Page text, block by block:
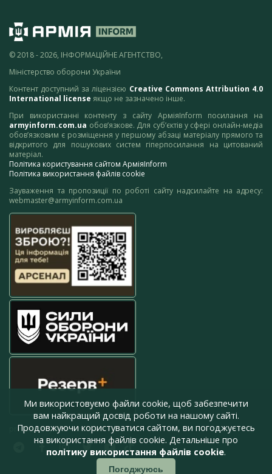
© 2018 - 2026, ІНФОРМАЦІЙНЕ АГЕНТСТВО,
Міністерство оборони України
Контент доступний за ліцензією Creative Commons Attribution 4.0
International license якщо не зазначено інше.
При використанні контенту з сайту АрміяInform посилання на
armyinform.com.ua обов’язкове. Для суб’єктів у сфері онлайн-медіа
обов’язковим є розміщення у першому абзаці матеріалу прямого та
відкритого для пошукових систем гіперпосилання на цитований
матеріал.
Політика користування сайтом АрміяInform
Політика використання файлів cookie
Зауваження та пропозиції по роботі сайту надсилайте на адресу:
webmaster@armyinform.com.ua
press@armyinform.com.ua
Ми використовуємо файли cookie, щоб забезпечити
вам найкращий досвід роботи на нашому сайті.
Продовжуючи користуватися сайтом, ви погоджуєтесь
на використання файлів cookie. Детальніше про
політику використання файлів cookie.
Погоджуюсь